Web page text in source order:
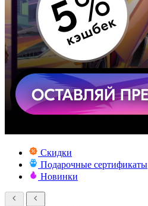
Скидки
Подарочные сертификаты
Новинки